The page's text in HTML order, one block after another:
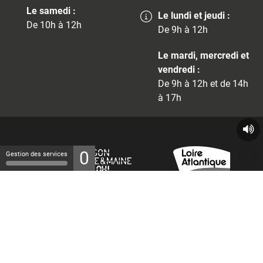
Le samedi :
De 10h à 12h
Le lundi et jeudi :
De 9h à 12h
Le mardi, mercredi et
vendredi :
De 9h à 12h et de 14h
à 17h
Gestion des services 0